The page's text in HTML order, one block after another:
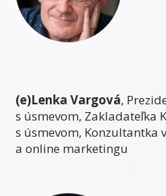
(e)Lenka Vargová,
s úsmevom, Zakladateľka
s úsmevom, Konzultantka
a online marketingu